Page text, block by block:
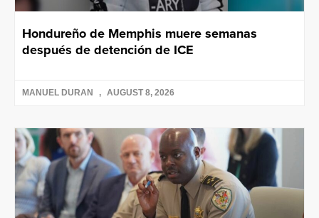
Hondureño de Memphis muere semanas
después de detención de ICE
MANUEL DURAN AUGUST 8, 2026